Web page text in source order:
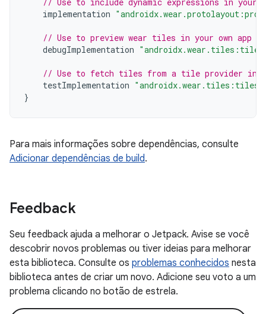
implementation
// Use to preview wear tiles in your own app
debugImplementation
// Use to fetch tiles from a tile provider in
testImplementation
}
Para mais informações sobre dependências, consulte
Adicionar dependências de build.
Feedback
Seu feedback ajuda a melhorar o Jetpack. Avise se você
descobrir novos problemas ou tiver ideias para melhorar
esta biblioteca. Consulte os problemas conhecidos nesta
biblioteca antes de criar um novo. Adicione seu voto a um
problema clicando no botão de estrela.